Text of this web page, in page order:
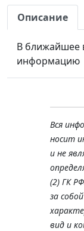
Описание
В ближайшее
информацию
Вся
носит
и не
(2) ГК
за
вид и